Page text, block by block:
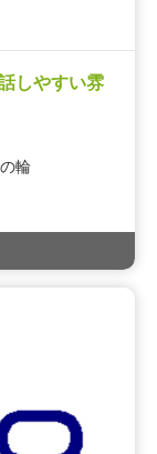
しやすい雰
輪